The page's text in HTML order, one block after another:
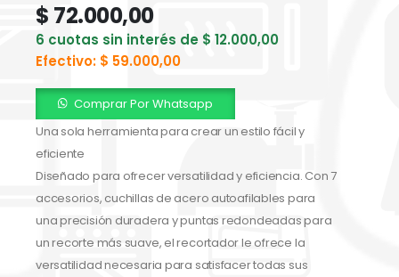
$ 72.000,00
6 cuotas sin interés de $ 12.000,00
Efectivo: $ 59.000,00
Comprar Por Whatsapp
Una sola herramienta para crear un estilo fácil y
eficiente
Diseñado para ofrecer versatilidad y eficiencia. Con 7
accesorios, cuchillas de acero autoafilables para
una precisión duradera y puntas redondeadas para
un recorte más suave, el recortador le ofrece la
versatilidad necesaria para satisfacer todas sus